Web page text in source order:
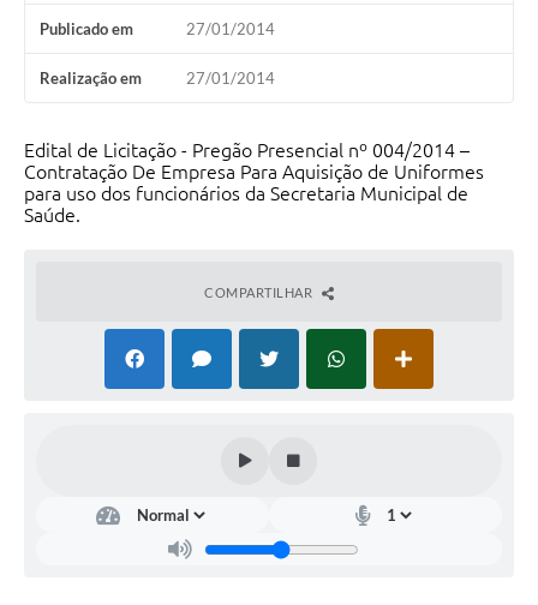
Publicado em 27/01/2014
Realização em 27/01/2014
Edital de Licitação - Pregão Presencial nº 004/2014 –
Contratação De Empresa Para Aquisição de Uniformes
para uso dos funcionários da Secretaria Municipal de
Saúde.
COMPARTILHAR